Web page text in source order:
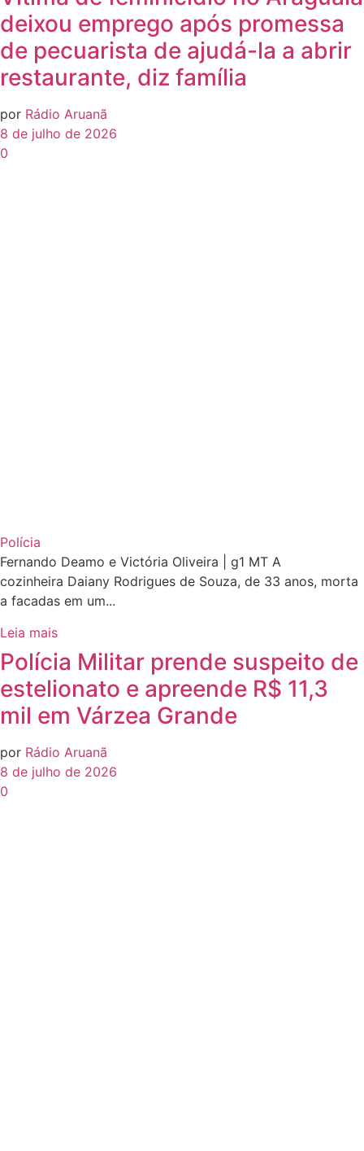
deixou emprego após promessa
de pecuarista de ajudá-la a abrir
restaurante, diz família
por Rádio Aruanã
8 de julho de 2026
0
Polícia
Fernando Deamo e Victória Oliveira | g1 MT A
cozinheira Daiany Rodrigues de Souza, de 33 anos, morta
a facadas em um...
Leia mais
Polícia Militar prende suspeito de
estelionato e apreende R$ 11,3
mil em Várzea Grande
por Rádio Aruanã
8 de julho de 2026
0